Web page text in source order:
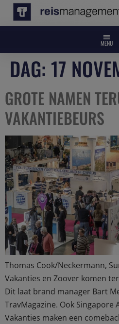
DAG: 17
GROTE NAMEN
VAKANTIEBEURS
Thomas Cook/Neckermann,
Vakanties en Zoover komen
Dit laat brand manager Bart
TravMagazine. Ook Singapore
Vakanties maken een